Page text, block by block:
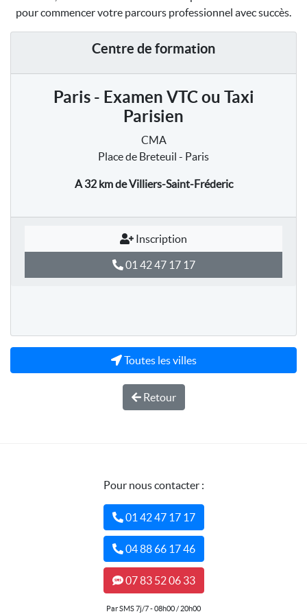
pour commencer votre parcours professionnel avec succès.
Centre de formation
Paris - Examen VTC ou Taxi
Parisien
CMA
Place de Breteuil - Paris
A 32 kmde Villiers-Saint-Fréderic
Inscription
01 42 47 17 17
Toutes les villes
Retour
Pour nous contacter :
01 42 47 17 17
04 88 66 17 46
07 83 52 06 33
Par SMS 7j/7 - 08h00 / 20h00